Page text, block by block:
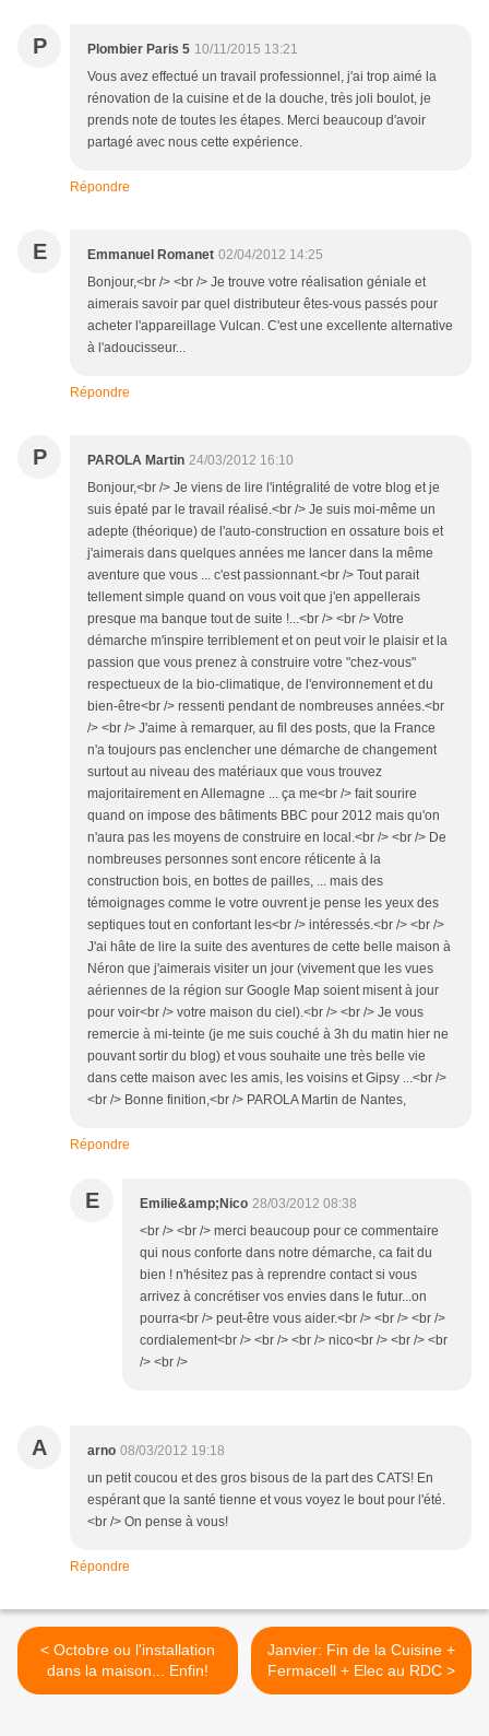
P Plombier Paris 5 10/11/2015 13:21
Vous avez effectué un travail professionnel, j'ai trop aimé la
rénovation de la cuisine et de la douche, très joli boulot, je
prends note de toutes les étapes. Merci beaucoup d'avoir
partagé avec nous cette expérience.
Répondre
E Emmanuel Romanet 02/04/2012 14:25
Bonjour,<br /> <br /> Je trouve votre réalisation géniale et
aimerais savoir par quel distributeur êtes-vous passés pour
acheter l'appareillage Vulcan. C'est une excellente alternative
à l'adoucisseur...
Répondre
P PAROLA Martin 24/03/2012 16:10
Bonjour,<br /> Je viens de lire l'intégralité de votre blog et je
suis épaté par le travail réalisé.<br /> Je suis moi-même un
adepte (théorique) de l'auto-construction en ossature bois et
j'aimerais dans quelques années me lancer dans la même
aventure que vous ... c'est passionnant.<br /> Tout parait
tellement simple quand on vous voit que j'en appellerais
presque ma banque tout de suite !...<br /> <br /> Votre
démarche m'inspire terriblement et on peut voir le plaisir et la
passion que vous prenez à construire votre "chez-vous"
respectueux de la bio-climatique, de l'environnement et du
bien-être<br /> ressenti pendant de nombreuses années.<br
/> <br /> J'aime à remarquer, au fil des posts, que la France
n'a toujours pas enclencher une démarche de changement
surtout au niveau des matériaux que vous trouvez
majoritairement en Allemagne ... ça me<br /> fait sourire
quand on impose des bâtiments BBC pour 2012 mais qu'on
n'aura pas les moyens de construire en local.<br /> <br /> De
nombreuses personnes sont encore réticente à la
construction bois, en bottes de pailles, ... mais des
témoignages comme le votre ouvrent je pense les yeux des
septiques tout en confortant les<br /> intéressés.<br /> <br />
J'ai hâte de lire la suite des aventures de cette belle maison à
Néron que j'aimerais visiter un jour (vivement que les vues
aériennes de la région sur Google Map soient misent à jour
pour voir<br /> votre maison du ciel).<br /> <br /> Je vous
remercie à mi-teinte (je me suis couché à 3h du matin hier ne
pouvant sortir du blog) et vous souhaite une très belle vie
dans cette maison avec les amis, les voisins et Gipsy ...<br />
<br /> Bonne finition,<br /> PAROLA Martin de Nantes,
Répondre
E Emilie&amp;Nico 28/03/2012 08:38
<br /> <br /> merci beaucoup pour ce commentaire
qui nous conforte dans notre démarche, ca fait du
bien ! n'hésitez pas à reprendre contact si vous
arrivez à concrétiser vos envies dans le futur...on
pourra<br /> peut-être vous aider.<br /> <br /> <br />
cordialement<br /> <br /> <br /> nico<br /> <br /> <br
/> <br />
A arno 08/03/2012 19:18
un petit coucou et des gros bisous de la part des CATS! En
espérant que la santé tienne et vous voyez le bout pour l'été.
<br /> On pense à vous!
Répondre
< Octobre ou l'installation
dans la maison... Enfin!
Janvier: Fin de la Cuisine +
Fermacell + Elec au RDC >